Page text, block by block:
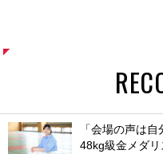
「会場の声は
48kg級金メダ